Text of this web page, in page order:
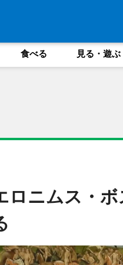
食べる 見る・遊ぶ
ロニムス・